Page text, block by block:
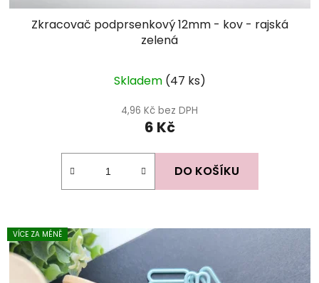
Zkracovač podprsenkový 12mm - kov - rajská
zelená
Skladem (47 ks)
4,96 Kč bez DPH
6 Kč
DO KOŠÍKU
VÍCE ZA MÉNĚ